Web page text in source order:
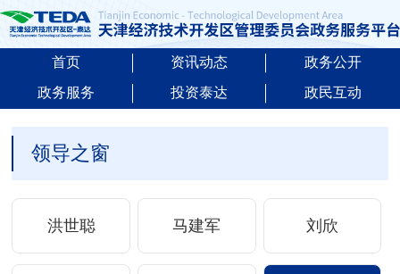
首页 资讯动态
政务公开
政务服务
投资泰达 政民互动
领导之窗
洪世聪 马建军 刘欣